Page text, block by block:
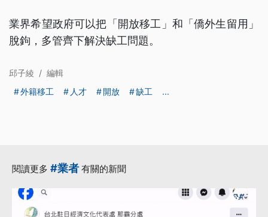
業界希望政府可以把「開放移工」和「僑外生留用」
脫鉤，多管齊下解決缺工問題。
邱子綾 / 編輯
外籍移工
人才 開放 缺工 ...
閱讀更多 #業者 有關的新聞